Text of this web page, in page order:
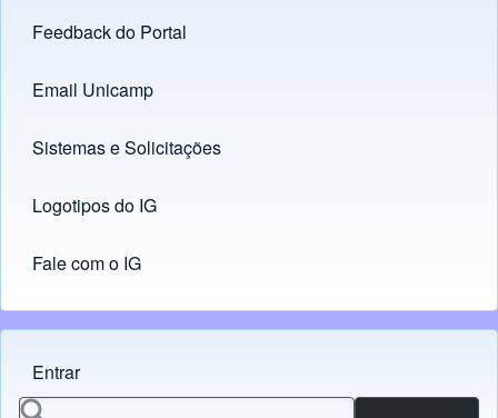
Footer menu
Feedback do Portal
Links
Email Unicamp
(opens in new tab)
Sistemas e Solicitações
(opens in new tab)
Logotipos do IG
(opens in new tab)
Fale com o IG
Menu do usuário
Entrar